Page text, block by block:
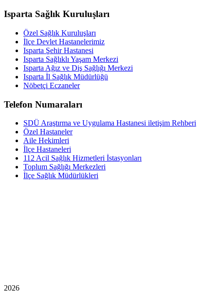
Isparta Sağlık Kuruluşları
Özel Sağlık Kuruluşları
İlçe Devlet Hastanelerimiz
Isparta Şehir Hastanesi
Isparta Sağlıklı Yaşam Merkezi
Isparta Ağız ve Diş Sağlığı Merkezi
Isparta İl Sağlık Müdürlüğü
Nöbetçi Eczaneler
Telefon Numaraları
SDÜ Araştırma ve Uygulama Hastanesi iletişim Rehberi
Özel Hastaneler
Aile Hekimleri
İlçe Hastaneleri
112 Acil Sağlık Hizmetleri İstasyonları
Toplum Sağlığı Merkezleri
İlçe Sağlık Müdürlükleri
2026